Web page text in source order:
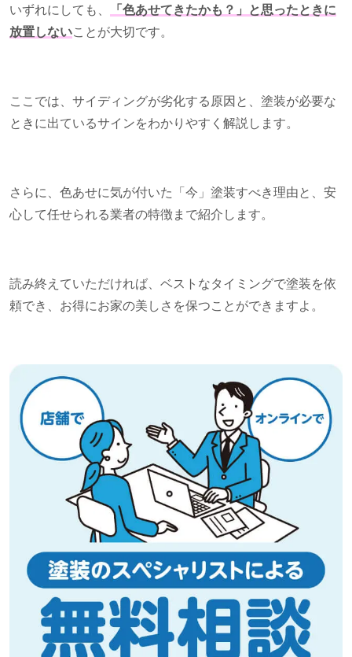
いずれにしても、
「色あせてきたかも？」と思ったときに
放置しないことが大切です。
ここでは、サイディングが劣化する原因と、塗装が必要な
ときに出ているサインをわかりやすく解説します。
さらに、色あせに気が付いた「今」塗装すべき理由と、安
心して任せられる業者の特徴まで紹介します。
読み終えていただければ、ベストなタイミングで塗装を依
頼でき、お得にお家の美しさを保つことができますよ。